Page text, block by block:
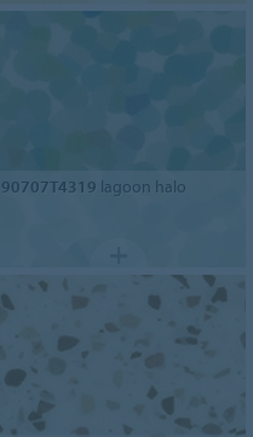
90707T4319 lagoon halo